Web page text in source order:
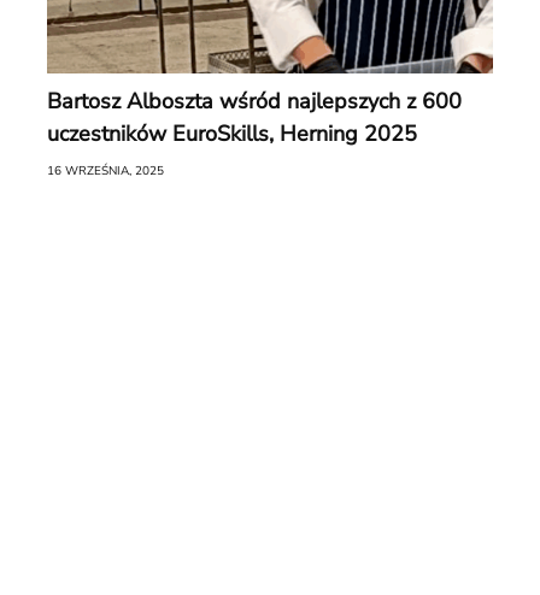
Bartosz Alboszta wśród najlepszych z 600
uczestników EuroSkills, Herning 2025
16 WRZEŚNIA, 2025